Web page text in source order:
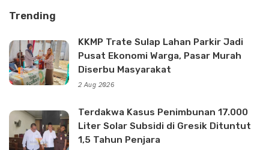
Trending
KKMP Trate Sulap Lahan Parkir Jadi
Pusat Ekonomi Warga, Pasar Murah
Diserbu Masyarakat
2 Aug 2026
Terdakwa Kasus Penimbunan 17.000
Liter Solar Subsidi di Gresik Dituntut
1,5 Tahun Penjara